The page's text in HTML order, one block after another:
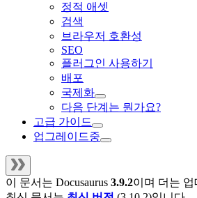
정적 애셋
검색
브라우저 호환성
SEO
플러그인 사용하기
배포
국제화
다음 단계는 뭔가요?
고급 가이드
업그레이드중
이 문서는 Docusaurus 3.9.2이며 더는